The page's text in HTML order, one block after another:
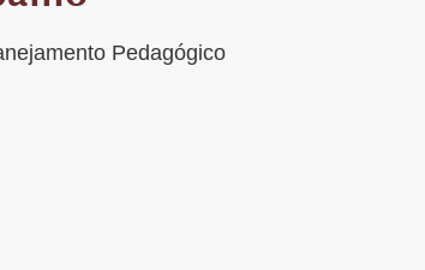
Pedagógico